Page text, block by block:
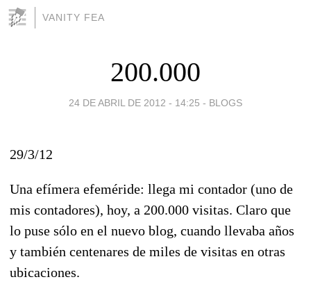
VANITY FEA
200.000
24 DE ABRIL DE 2012 - 14:25 - BLOGS
29/3/12
Una efímera efeméride: llega mi contador (uno de
mis contadores), hoy, a 200.000 visitas. Claro que
lo puse sólo en el nuevo blog, cuando llevaba años
y también centenares de miles de visitas en otras
ubicaciones.